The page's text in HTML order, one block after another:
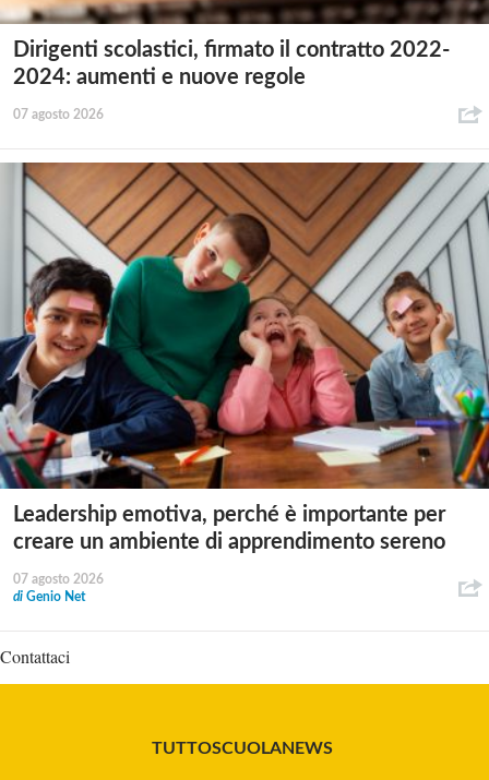
Dirigenti scolastici, firmato il contratto 2022-
2024: aumenti e nuove regole
07 agosto 2026
Leadership emotiva, perché è importante per
creare un ambiente di apprendimento sereno
07 agosto 2026
di Genio Net
Contattaci
TUTTOSCUOLANEWS